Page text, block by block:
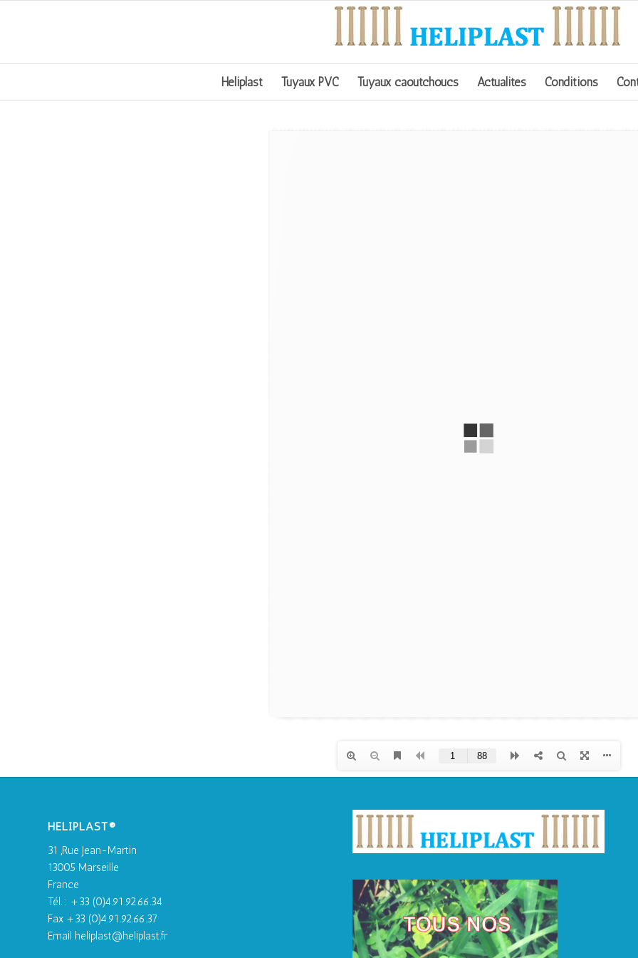
Heliplast Tuyaux PVC Tuyaux caoutchoucs Actualités Conditions
HELIPLAST®
31 ,Rue Jean-Martin
13005 Marseille
France
Tél. : +33 (0)4.91.92.66.34
Fax +33 (0)4.91.92.66.37
Email heliplast@heliplast.fr